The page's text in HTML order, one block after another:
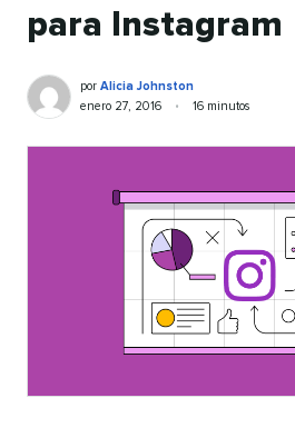
para Instagram
Alicia
Johnston
Escrito
por
por Alicia Johnston
Publicado
enero 27, 2016 •
Veces
16 minutos